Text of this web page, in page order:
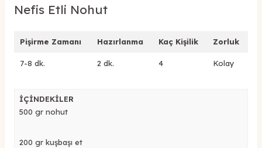
Nefis Etli Nohut
Pişirme Zamanı Hazırlanma Kaç Kişilik Zorluk
7-8 dk. 2 dk. 4 Kolay
İÇİNDEKİLER
500 gr nohut
200 gr kuşbaşı et